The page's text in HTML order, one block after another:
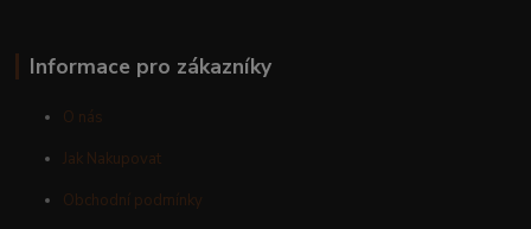
Informace pro zákazníky
O nás
Jak Nakupovat
Obchodní podmínky